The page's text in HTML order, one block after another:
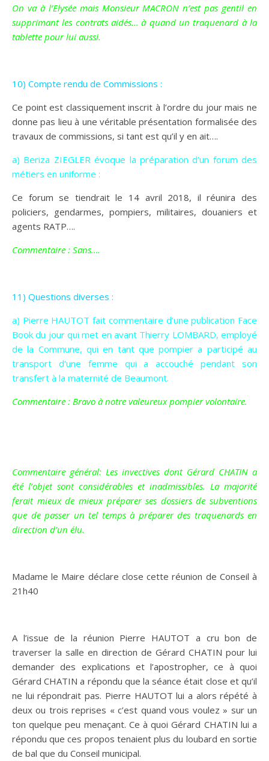
On va à l’Elysée mais Monsieur MACRON n’est pas gentil en
supprimant les contrats aidés… à quand un traquenard à la
tablette pour lui aussi.
10) Compte rendu de Commissions :
Ce point est classiquement inscrit à l’ordre du jour mais ne
donne pas lieu à une véritable présentation formalisée des
travaux de commissions, si tant est qu’il y en ait….
a) Beriza ZIEGLER évoque la préparation d’un forum des
métiers en uniforme :
Ce forum se tiendrait le 14 avril 2018, il réunira des
policiers, gendarmes, pompiers, militaires, douaniers et
agents RATP….
Commentaire : Sans….
11) Questions diverses :
a) Pierre HAUTOT fait commentaire d’une publication Face
Book du jour qui met en avant Thierry LOMBARD, employé
de la Commune, qui en tant que pompier a participé au
transport d’une femme qui a accouché pendant son
transfert à la maternité de Beaumont.
Commentaire : Bravo à notre valeureux pompier volontaire.
Commentaire général: Les invectives dont Gérard CHATIN a
été l’objet sont considérables et inadmissibles. La majorité
ferait mieux de mieux préparer ses dossiers de subventions
que de passer un tel temps à préparer des traquenards en
direction d’un élu.
Madame le Maire déclare close cette réunion de Conseil à
21h40
A l’issue de la réunion Pierre HAUTOT a cru bon de
traverser la salle en direction de Gérard CHATIN pour lui
demander des explications et l’apostropher, ce à quoi
Gérard CHATIN a répondu que la séance était close et qu’il
ne lui répondrait pas. Pierre HAUTOT lui a alors répété à
deux ou trois reprises « c’est quand vous voulez » sur un
ton quelque peu menaçant. Ce à quoi Gérard CHATIN lui a
répondu que ces propos tenaient plus du loubard en sortie
de bal que du Conseil municipal.